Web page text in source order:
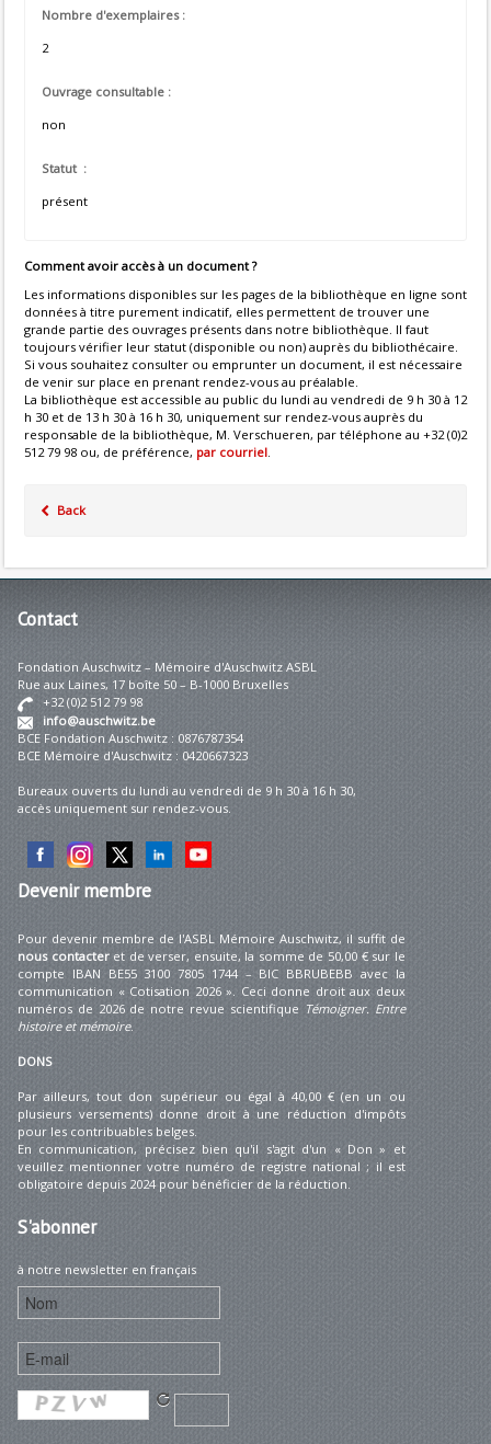
Nombre d'exemplaires :
2
Ouvrage consultable :
non
Statut :
présent
Comment avoir accès à un document ?
Les informations disponibles sur les pages de la bibliothèque en ligne sont
données à titre purement indicatif, elles permettent de trouver une
grande partie des ouvrages présents dans notre bibliothèque. Il faut
toujours vérifier leur statut (disponible ou non) auprès du bibliothécaire.
Si vous souhaitez consulter ou emprunter un document, il est nécessaire
de venir sur place en prenant rendez-vous au préalable.
La bibliothèque est accessible au public du lundi au vendredi de 9 h 30 à 12
h 30 et de 13 h 30 à 16 h 30, uniquement sur rendez-vous auprès du
responsable de la bibliothèque, M. Verschueren, par téléphone au +32 (0)2
512 79 98 ou, de préférence, par courriel.
Back
Contact
Fondation Auschwitz – Mémoire d'Auschwitz ASBL
Rue aux Laines, 17 boîte 50 – B-1000 Bruxelles
+32 (0)2 512 79 98
info@auschwitz.be
BCE Fondation Auschwitz : 0876787354
BCE Mémoire d'Auschwitz : 0420667323
Bureaux ouverts du lundi au vendredi de 9 h 30 à 16 h 30,
accès uniquement sur rendez-vous.
Devenirmembre
Pour devenir membre de l'ASBL Mémoire Auschwitz, il suffit de
nous contacteret de verser, ensuite, la somme de 50,00 € sur le
compte IBAN BE55 3100 7805 1744 – BIC BBRUBEBB avec la
communication « Cotisation 2026 ». Ceci donne droit aux deux
numéros de 2026 de notre revue scientifique Témoigner. Entre
histoire et mémoire.
DONS
Par ailleurs, tout don supérieur ou égal à 40,00 € (en un ou
plusieurs versements) donne droit à une réduction d'impôts
pour les contribuables belges.
En communication, précisez bien qu'il s'agit d'un « Don » et
veuillez mentionner votre numéro de registre national ; il est
obligatoire depuis 2024 pour bénéficier de la réduction.
S'abonner
à notre newsletter en français